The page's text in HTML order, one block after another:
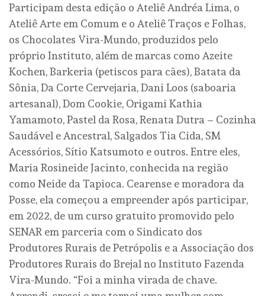
Participam desta edição o Ateliê Andréa Lima, o
Ateliê Arte em Comum e o Ateliê Traços e Folhas,
os Chocolates Vira-Mundo, produzidos pelo
próprio Instituto, além de marcas como Azeite
Kochen, Barkeria (petiscos para cães), Batata da
Sônia, Da Corte Cervejaria, Dani Loos (saboaria
artesanal), Dom Cookie, Origami Kathia
Yamamoto, Pastel da Rosa, Renata Dutra – Cozinha
Saudável e Ancestral, Salgados Tia Cida, SM
Acessórios, Sítio Katsumoto e outros. Entre eles,
Maria Rosineide Jacinto, conhecida na região
como Neide da Tapioca. Cearense e moradora da
Posse, ela começou a empreender após participar,
em 2022, de um curso gratuito promovido pelo
SENAR em parceria com o Sindicato dos
Produtores Rurais de Petrópolis e a Associação dos
Produtores Rurais do Brejal no Instituto Fazenda
Vira-Mundo. “Foi a minha virada de chave.